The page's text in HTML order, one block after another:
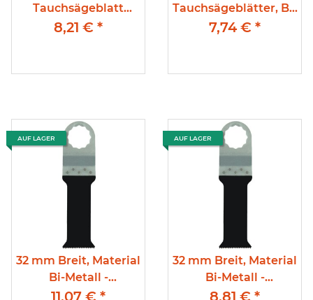
Tauchsägeblatt
Universalausführung.
Kunststoff und
8,21 € *
Tauchsägeblätter, Bi-
Metall, Supercut-
Kunststoff, Nägel oder
7,74 € *
AUF LAGER
32 mm Breit, Material
Bi-Metall -
Tauchsägeblätter,
11,07 € *
AUF LAGER
32 mm Breit, Material
Bi-Metall -
Tauchsägeblätter, 77
8,81 € *